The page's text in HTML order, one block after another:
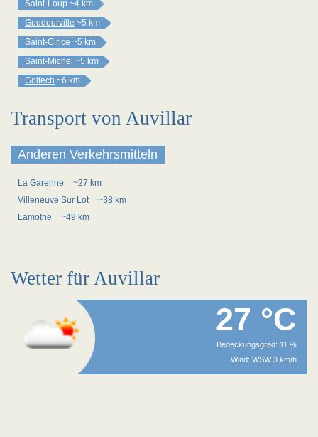
Saint-Loup ~4 km
Goudourville ~5 km
Saint-Cirice ~5 km
Saint-Michel ~5 km
Golfech ~6 km
Transport von Auvillar
Anderen Verkehrsmitteln
La Garenne
~27 km
Villeneuve Sur Lot
~38 km
Lamothe
~49 km
Wetter für Auvillar
27 °C
Bedeckungsgrad: 11 %
Wind: WSW 3 km/h